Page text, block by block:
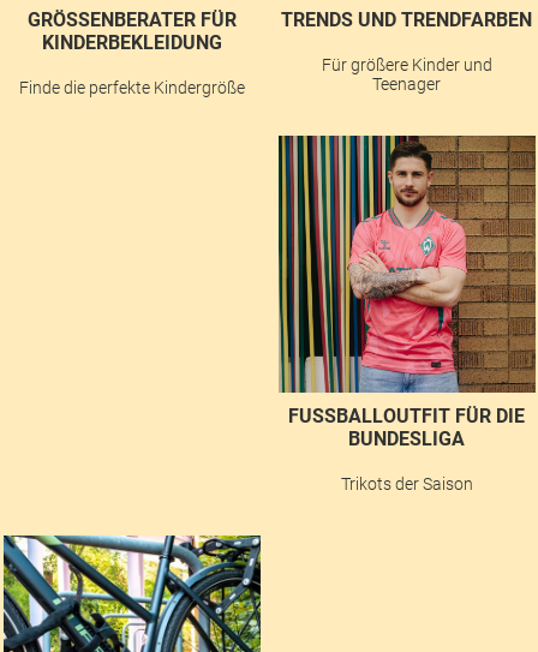
GRÖSSENBERATER FÜR K
INDERBEKLEIDUNG
Finde die perfekte Kindergröße
TRENDS UND TRENDFARBEN
Für größere Kinder und
Teenager
FUSSBALLOUTFIT FÜR DIE B
UNDESLIGA
Trikots der Saison